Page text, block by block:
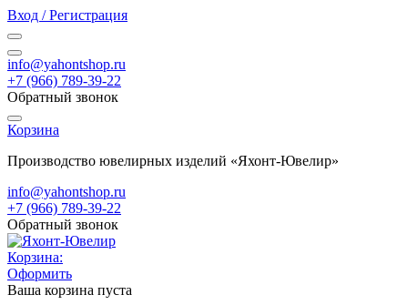
Вход / Регистрация
info@yahontshop.ru
+7 (966) 789-39-22
Обратный звонок
Корзина
Производство ювелирных изделий «Яхонт-Ювелир»
info@yahontshop.ru
+7 (966) 789-39-22
Обратный звонок
Корзина:
Оформить
Ваша корзина пуста